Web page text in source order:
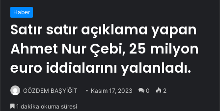
Haber
Satır satır açıklama yapan
Ahmet Nur Çebi, 25 milyon
euro iddialarını yalanladı.
GÖZDEM BAŞYİĞİT Kasım 17, 2023 0 2
1 dakika okuma süresi